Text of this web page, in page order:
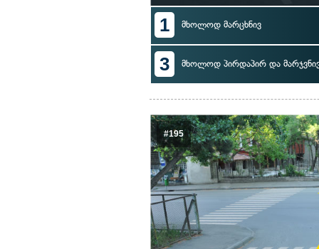
1 მხოლოდ მარცხნივ
3 მხოლოდ პირდაპირ და
#195